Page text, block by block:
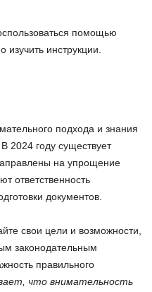
помощью
инструкции.
подхода и знания
2024 году существует
на упрощение
ответственность
документов.
свои цели и возможности,
законодательным
правильного
что внимательность